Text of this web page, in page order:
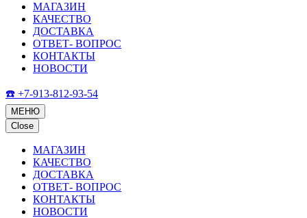
МАГАЗИН
КАЧЕСТВО
ДОСТАВКА
ОТВЕТ- ВОПРОС
КОНТАКТЫ
НОВОСТИ
☎️ +7-913-812-93-54
МЕНЮ
Close
МАГАЗИН
КАЧЕСТВО
ДОСТАВКА
ОТВЕТ- ВОПРОС
КОНТАКТЫ
НОВОСТИ